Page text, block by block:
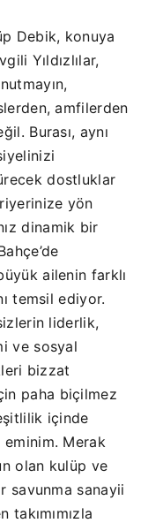
Debik, konuya
Yıldızlılar,
amfilerden
Burası, aynı
dostluklar
yön
dinamik bir
ailenin farklı
temsil ediyor.
liderlik,
ve sosyal
bizzat
paha biçilmez
içinde
eminim. Merak
olan kulüp ve
savunma sanayii